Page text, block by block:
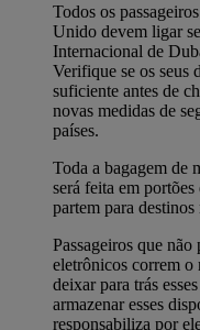
Todos os
Unido devem ligar
Internacional de
Verifique se os seus
suficiente antes de
novas medidas de
países.
Toda a bagagem de
será feita em
partem para
Passageiros que
eletrônicos correm o
deixar para trás
armazenar esses
responsabiliza por